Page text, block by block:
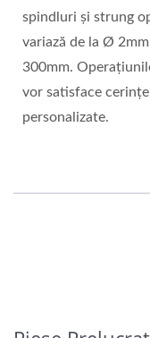
spindluri și strung
variază de la Ø
300mm.
vor satisface
personalizate.